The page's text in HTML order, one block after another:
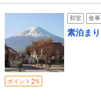
和室 食事
素泊ま
ポイント 2%